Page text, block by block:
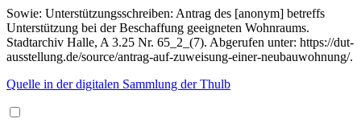
Sowie: Unterstützungsschreiben: Antrag des [anonym] betreffs
Unterstützung bei der Beschaffung geeigneten Wohnraums.
Stadtarchiv Halle, A 3.25 Nr. 65_2_(7). Abgerufen unter: https://dut-
ausstellung.de/source/antrag-auf-zuweisung-einer-neubauwohnung/.
Quelle in der digitalen Sammlung der Thulb